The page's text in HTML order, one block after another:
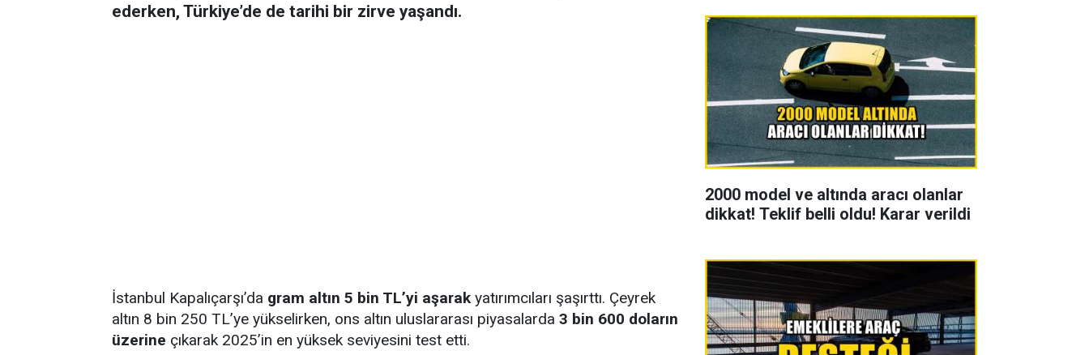
ederken, Türkiye’de de tarihi bir zirve yaşandı.
İstanbul Kapalıçarşı’da gram altın 5 bin TL’yi aşarakyatırımcıları şaşırttı. Çeyrek
altın 8 bin 250 TL’ye yükselirken, ons altın uluslararası piyasalarda 3 bin 600 doların
üzerine çıkarak 2025’in en yüksek seviyesini test etti.
2000 model ve altında aracı olanlar
dikkat! Teklif belli oldu! Karar verildi